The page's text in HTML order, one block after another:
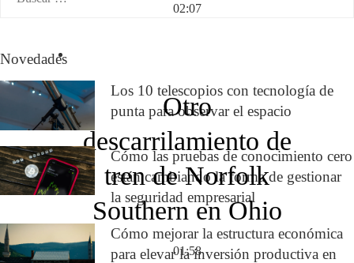
02:07
Otro
descarrilamiento de
tren de Norfolk
Southern en Ohio
01:58
Novedades
Los 10 telescopios con tecnología de
punta para observar el espacio
Cómo las pruebas de conocimiento cero
están cambiando la forma de gestionar
la seguridad empresarial
Cómo mejorar la estructura económica
para elevar la inversión productiva en